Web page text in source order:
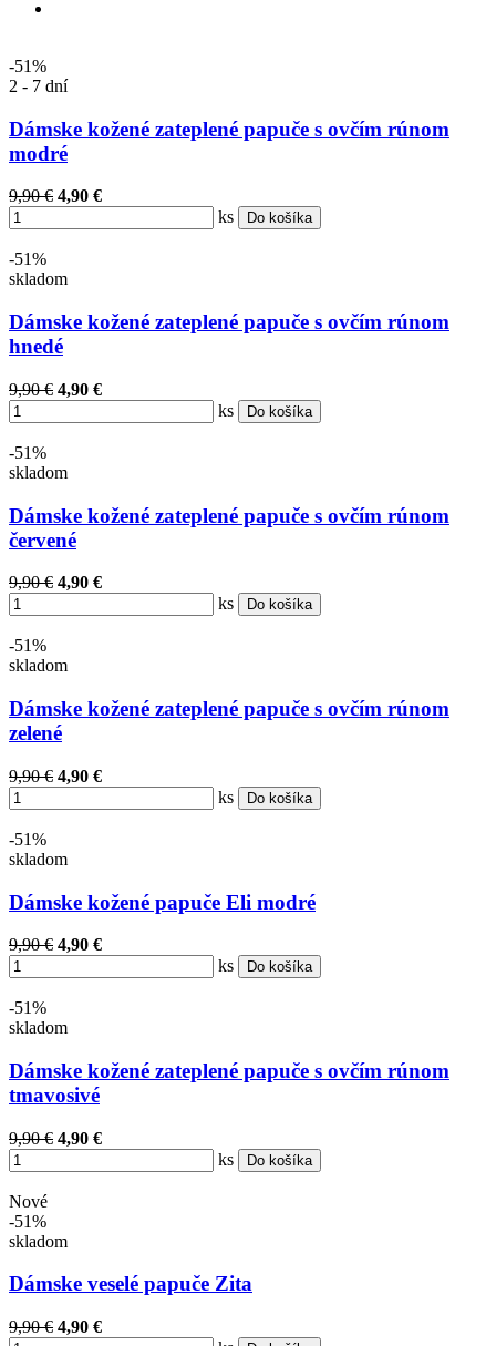
-51%
2 - 7 dní
Dámske kožené zateplené papuče s ovčím rúnom
modré
9,90 € 4,90 €
ks
Do košíka
-51%
skladom
Dámske kožené zateplené papuče s ovčím rúnom
hnedé
9,90 € 4,90 €
ks
Do košíka
-51%
skladom
Dámske kožené zateplené papuče s ovčím rúnom
červené
9,90 € 4,90 €
ks
Do košíka
-51%
skladom
Dámske kožené zateplené papuče s ovčím rúnom
zelené
9,90 € 4,90 €
ks
Do košíka
-51%
skladom
Dámske kožené papuče Eli modré
9,90 € 4,90 €
ks
Do košíka
-51%
skladom
Dámske kožené zateplené papuče s ovčím rúnom
tmavosivé
9,90 € 4,90 €
ks
Do košíka
Nové
-51%
skladom
Dámske veselé papuče Zita
9,90 € 4,90 €